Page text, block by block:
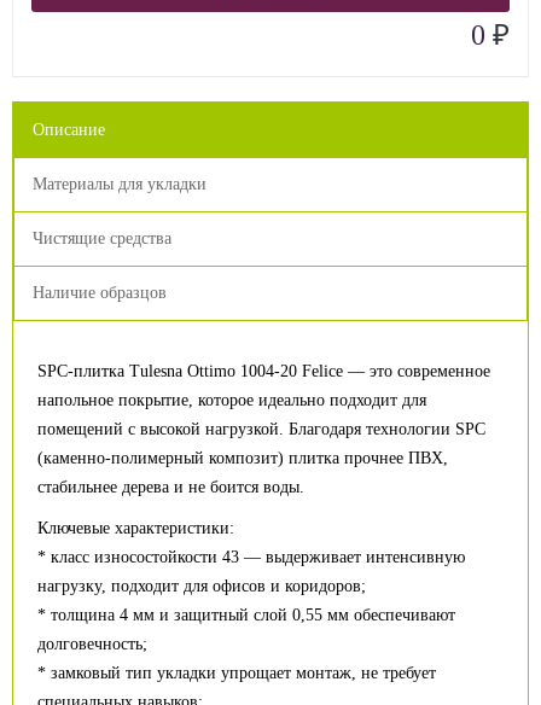
0 ₽
Описание
Материалы для укладки
Чистящие средства
Наличие образцов
SPC-плитка Tulesna Ottimo 1004-20 Felice — это современное
напольное покрытие, которое идеально подходит для
помещений с высокой нагрузкой. Благодаря технологии SPC
(каменно-полимерный композит) плитка прочнее ПВХ,
стабильнее дерева и не боится воды.
Ключевые характеристики:
* класс износостойкости 43 — выдерживает интенсивную
нагрузку, подходит для офисов и коридоров;
* толщина 4 мм и защитный слой 0,55 мм обеспечивают
долговечность;
* замковый тип укладки упрощает монтаж, не требует